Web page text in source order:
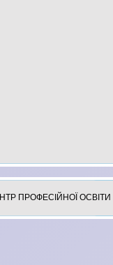
ПРОФЕСІЙНОЇ